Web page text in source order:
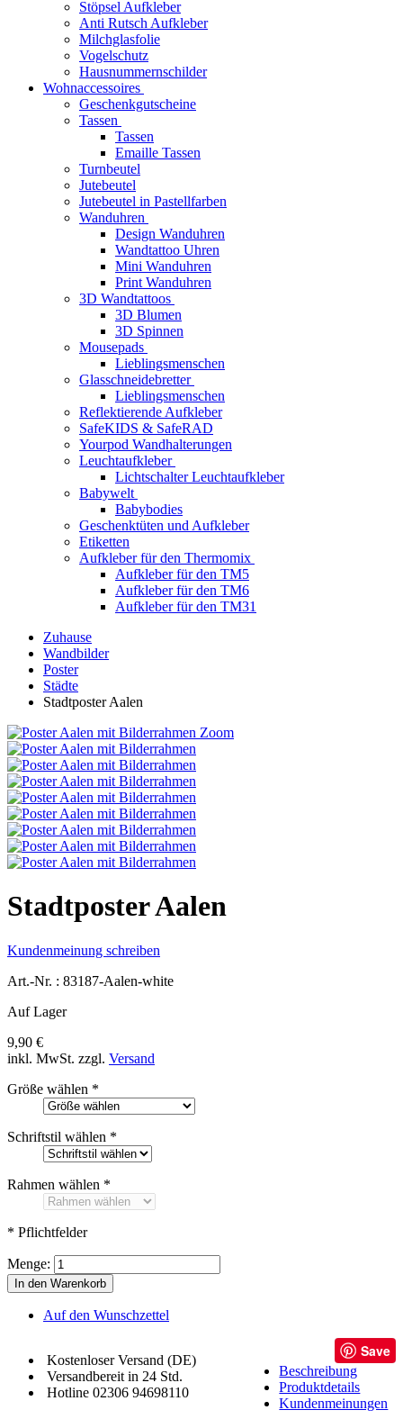
Stöpsel Aufkleber
Anti Rutsch Aufkleber
Milchglasfolie
Vogelschutz
Hausnummernschilder
Wohnaccessoires
Geschenkgutscheine
Tassen
Tassen
Emaille Tassen
Turnbeutel
Jutebeutel
Jutebeutel in Pastellfarben
Wanduhren
Design Wanduhren
Wandtattoo Uhren
Mini Wanduhren
Print Wanduhren
3D Wandtattoos
3D Blumen
3D Spinnen
Mousepads
Lieblingsmenschen
Glasschneidebretter
Lieblingsmenschen
Reflektierende Aufkleber
SafeKIDS & SafeRAD
Yourpod Wandhalterungen
Leuchtaufkleber
Lichtschalter Leuchtaufkleber
Babywelt
Babybodies
Geschenktüten und Aufkleber
Etiketten
Aufkleber für den Thermomix
Aufkleber für den TM5
Aufkleber für den TM6
Aufkleber für den TM31
Zuhause
Wandbilder
Poster
Städte
Stadtposter Aalen
Zoom
Stadtposter Aalen
Kundenmeinung schreiben
Art.-Nr. : 83187-Aalen-white
Auf Lager
9,90 €
inkl. MwSt. zzgl. Versand
Größe wählen *
Schriftstil wählen *
Rahmen wählen *
* Pflichtfelder
Menge:
In den Warenkorb
Auf den Wunschzettel
Kostenloser Versand (DE)
Versandbereit in 24 Std.
Hotline 02306 94698110
Save
Beschreibung
Produktdetails
Kundenmeinungen